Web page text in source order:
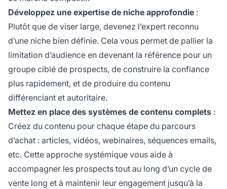
Développez une expertise de niche approfondie :
Plutôt que de viser large, devenez l’expert reconnu
d’une niche bien définie. Cela vous permet de pallier la
limitation d’audience en devenant la référence pour un
groupe ciblé de prospects, de construire la confiance
plus rapidement, et de produire du contenu
différenciant et autoritaire.
Mettez en place des systèmes de contenu complets :
Créez du contenu pour chaque étape du parcours
d’achat : articles, vidéos, webinaires, séquences emails,
etc. Cette approche systémique vous aide à
accompagner les prospects tout au long d’un cycle de
vente long et à maintenir leur engagement jusqu’à la